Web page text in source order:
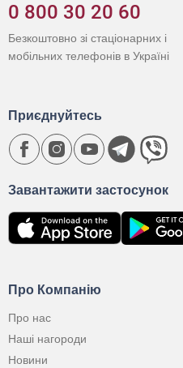
0 800 30 20 60
Безкоштовно зі стаціонарних і
мобільних телефонів в Україні
Про Компанію
Про нас
Наші нагороди
Новини
Завантажити застосунок
Приєднуйтесь